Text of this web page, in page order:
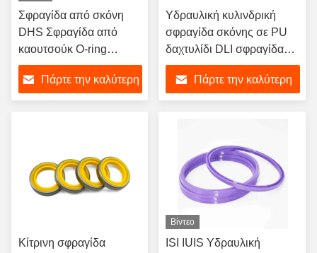
Σφραγίδα από σκόνη
DHS Σφραγίδα από
καουτσούκ O-ring
Σφραγίδα
απομάκρυνσης βαρέων
βαρών για σκάφους
Πάρτε την καλύτερη
Υδραυλική κυλινδρική
σφραγίδα σκόνης σε PU
δαχτυλίδι DLI σφραγίδα
λάδι σκούπισης
Πάρτε την καλύτερη
Κίτρινη σφραγίδα
Βίντεο
ISI IUIS Υδραυλική